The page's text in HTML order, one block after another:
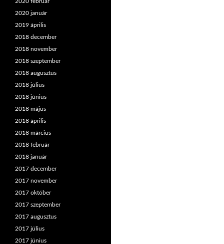
2020 január
2019 április
2018 december
2018 november
2018 szeptember
2018 augusztus
2018 július
2018 június
2018 május
2018 április
2018 március
2018 február
2018 január
2017 december
2017 november
2017 október
2017 szeptember
2017 augusztus
2017 július
2017 június